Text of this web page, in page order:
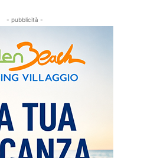
- pubblicità -